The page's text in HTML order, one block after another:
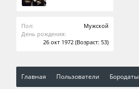
Пол:
Мужской
День рождения:
26 окт 1972 (Возраст: 53)
Главная Пользователи